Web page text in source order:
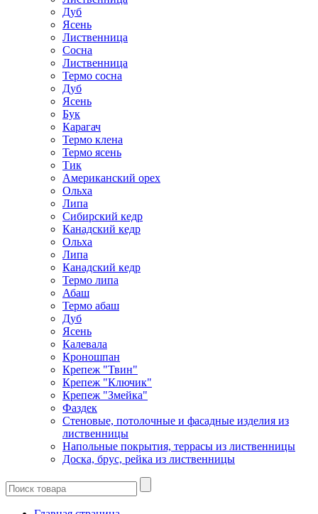
Дуб
Ясень
Лиственница
Сосна
Лиственница
Термо сосна
Дуб
Ясень
Бук
Карагач
Термо клена
Термо ясень
Тик
Американский орех
Ольха
Липа
Сибирский кедр
Канадский кедр
Ольха
Липа
Канадский кедр
Термо липа
Абаш
Термо абаш
Дуб
Ясень
Калевала
Кроношпан
Крепеж "Твин"
Крепеж "Ключик"
Крепеж "Змейка"
Фаздек
Стеновые, потолочные и фасадные изделия из
лиственницы
Напольные покрытия, террасы из лиственницы
Доска, брус, рейка из лиственницы